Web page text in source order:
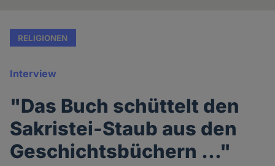
RELIGIONEN
Interview
"Das Buch schüttelt den
Sakristei-Staub aus den
Geschichtsbüchern ..."